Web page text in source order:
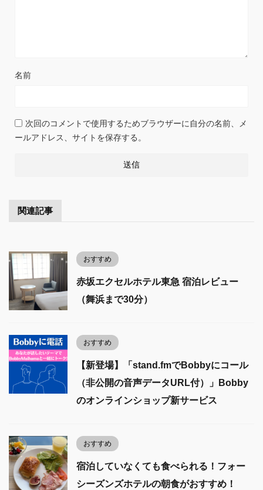
名前
次回のコメントで使用するためブラウザーに自分の名前、メ
ールアドレス、サイトを保存する。
関連記事
おすすめ
赤坂エクセルホテル東急 宿泊レビュー
（舞浜まで30分）
おすすめ
【新登場】「stand.fmでBobbyにコール
（非公開の音声データURL付）」Bobby
のオンラインショップ新サービス
おすすめ
宿泊していなくても食べられる！フォー
シーズンズホテルの朝食がおすすめ！